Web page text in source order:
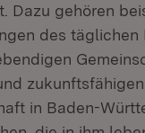
Dazu gehören
des täglichen
in Baden-